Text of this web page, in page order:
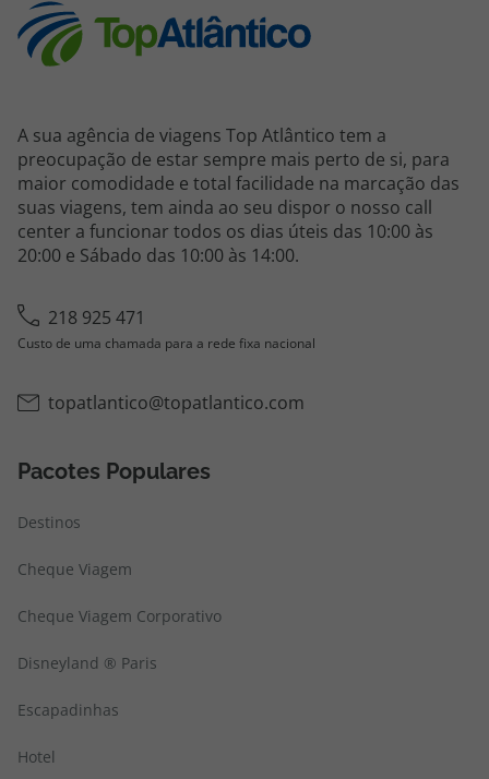
A sua agência de viagens Top Atlântico tem a
preocupação de estar sempre mais perto de si, para
maior comodidade e total facilidade na marcação das
suas viagens, tem ainda ao seu dispor o nosso call
center a funcionar todos os dias úteis das 10:00 às
20:00 e Sábado das 10:00 às 14:00.
218 925 471
Custo de uma chamada para a rede fixa nacional
topatlantico@topatlantico.com
Pacotes Populares
Destinos
Cheque Viagem
Cheque Viagem Corporativo
Disneyland ® Paris
Escapadinhas
Hotel